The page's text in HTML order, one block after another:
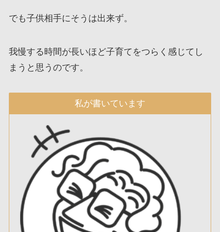
でも子供相手にそうは出来ず。
我慢する時間が長いほど子育てをつらく感じてし
まうと思うのです。
私が書いています